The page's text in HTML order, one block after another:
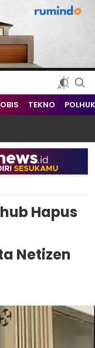
Indonesia dan Dunia
TEKNO
Hapus
Netizen